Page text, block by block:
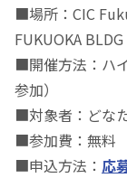
■場所：CIC
FUKUOKA BLDG
■開催方法：ハ
参加）
■対象者：どな
■参加費：無料
■申込方法： 応